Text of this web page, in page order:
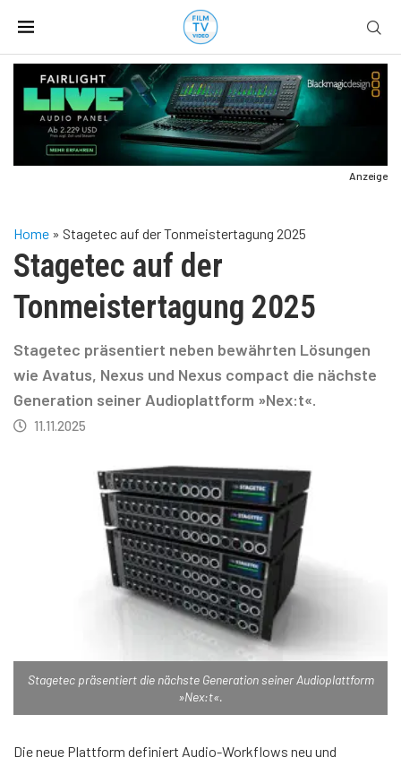
Anzeige
Home » Stagetec auf der Tonmeistertagung 2025
Stagetec auf der
Tonmeistertagung 2025
Stagetec präsentiert neben bewährten Lösungen
wie Avatus, Nexus und Nexus compact die nächste
Generation seiner Audioplattform »Nex:t«.
11.11.2025
Stagetec präsentiert die nächste Generation seiner Audioplattform
»Nex:t«.
Die neue Plattform definiert Audio-Workflows neu und